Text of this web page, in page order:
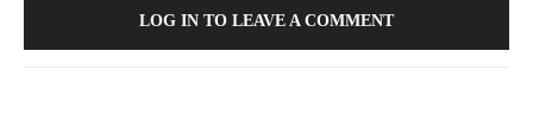
LOG IN TO LEAVE A COMMENT